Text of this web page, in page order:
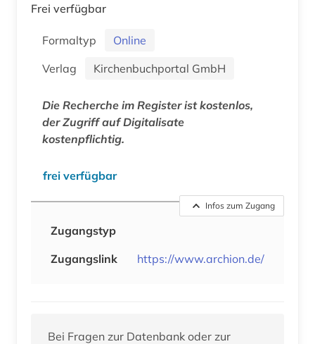
Frei verfügbar
Formaltyp
Online
Verlag
Kirchenbuchportal GmbH
Die Recherche im Register ist kostenlos,
der Zugriff auf Digitalisate
kostenpflichtig.
frei verfügbar
Infos zum Zugang
Zugangstyp
Zugangslink
https://www.archion.de/
Bei Fragen zur Datenbank oder zur